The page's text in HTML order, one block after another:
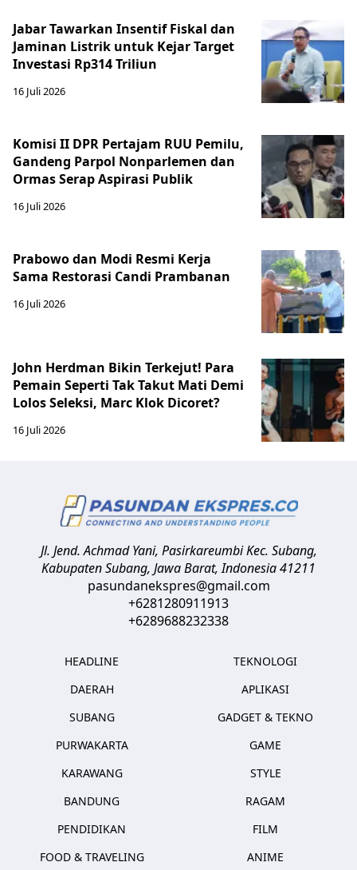
Jabar Tawarkan Insentif Fiskal dan
Jaminan Listrik untuk Kejar Target
Investasi Rp314 Triliun
16 Juli 2026
Komisi II DPR Pertajam RUU Pemilu,
Gandeng Parpol Nonparlemen dan
Ormas Serap Aspirasi Publik
16 Juli 2026
Prabowo dan Modi Resmi Kerja
Sama Restorasi Candi Prambanan
16 Juli 2026
John Herdman Bikin Terkejut! Para
Pemain Seperti Tak Takut Mati Demi
Lolos Seleksi, Marc Klok Dicoret?
16 Juli 2026
Jl. Jend. Achmad Yani, Pasirkareumbi Kec. Subang,
Kabupaten Subang, Jawa Barat,Indonesia41211
pasundanekspres@gmail.com
+6281280911913
+6289688232338
HEADLINE
DAERAH
SUBANG
PURWAKARTA
KARAWANG
BANDUNG
PENDIDIKAN
FOOD & TRAVELING
TEKNOLOGI
APLIKASI
GADGET & TEKNO
GAME
STYLE
RAGAM
FILM
ANIME